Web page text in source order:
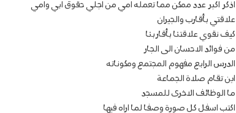
اذكر اكبر عدد ممكن مما تعمله امي من اجلي حقوق ابي وامي
علاقتي بأقارب والجيران
كيف نقوي علاقتنا بأقاربنا
من فوائد الاحسان الى الجار
الدرس الرابع مفهوم المجتمع ومكوناته
اين تقام صلاة الجماعة
ما الوظائف الاخرى للمسجد
اكتب اسفل كل صورة وصفا لما اراه فيها